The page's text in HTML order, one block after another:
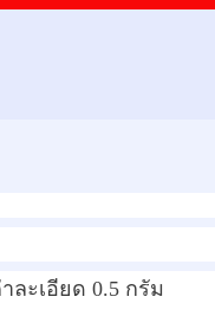
ละเอียด 0.5 กรัม